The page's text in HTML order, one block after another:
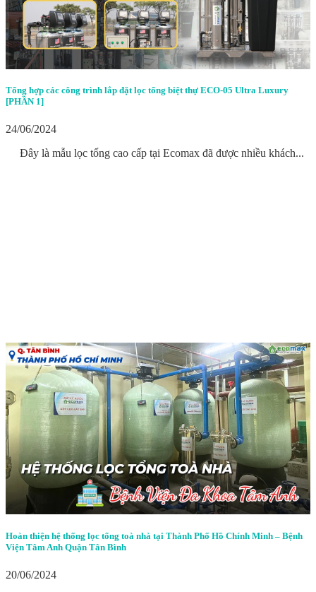
Tổng hợp các công trình lắp đặt lọc tổng biệt thự ECO-05 Ultra Luxury
[PHẦN 1]
24/06/2024
Đây là mẫu lọc tổng cao cấp tại Ecomax đã được nhiều khách...
Hoàn thiện hệ thống lọc tổng toà nhà tại Thành Phố Hồ Chính Minh – Bệnh
Viện Tâm Anh Quận Tân Bình
20/06/2024